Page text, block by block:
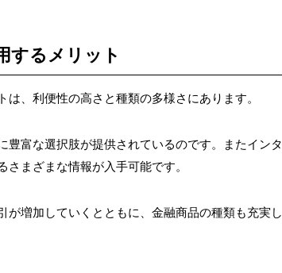
するメリット
、利便性の高さと種類の多様さにあります。
豊富な選択肢が提供されているのです。またインタ
まざまな情報が入手可能です。
が増加していくとともに、金融商品の種類も充実し